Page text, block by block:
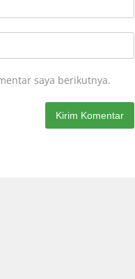
saya berikutnya.